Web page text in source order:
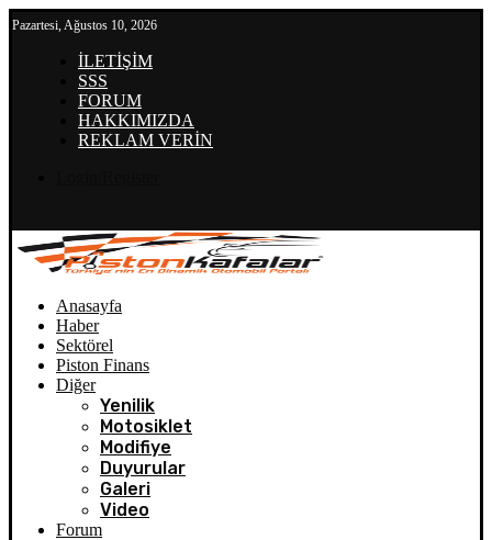
Pazartesi, Ağustos 10, 2026
İLETİŞİM
SSS
FORUM
HAKKIMIZDA
REKLAM VERİN
Anasayfa
Haber
Sektörel
Piston Finans
Diğer
Yenilik
Motosiklet
Modifiye
Duyurular
Galeri
Video
Forum